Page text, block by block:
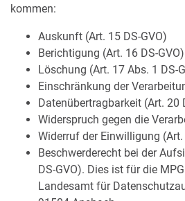
kommen:
Auskunft (Art. 15 DS-GVO)
Berichtigung (Art. 16 DS-GVO)
Löschung (Art. 17 Abs. 1 DS-
Einschränkung der
Datenübertragbarkeit (Art. 20
Widerspruch gegen die
Widerruf der Einwilligung (Art.
Beschwerderecht bei der
DS-GVO). Dies ist für die
Landesamt für